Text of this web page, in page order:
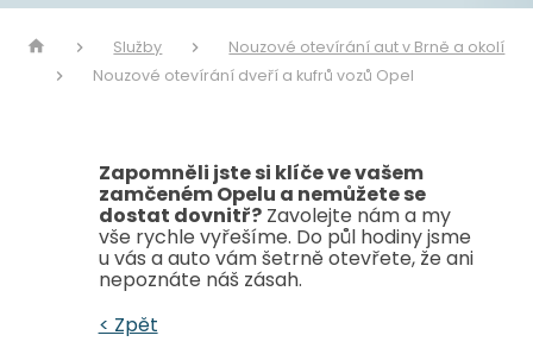
Služby
Nouzové otevírání aut v Brně a okolí
Nouzové otevírání dveří a kufrů vozů Opel
Zapomněli jste si klíče ve vašem
zamčeném Opelu a nemůžete se
dostat dovnitř?Zavolejte nám a my
vše rychle vyřešíme. Do půl hodiny jsme
u vás a auto vám šetrně otevřete, že ani
nepoznáte náš zásah.
< Zpět